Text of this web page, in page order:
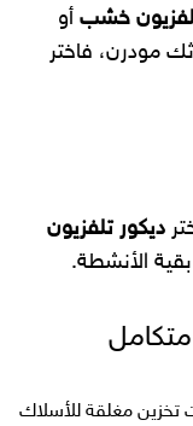
خشب أو
مودرن، فاختر
ديكور تلفزيون
الأنشطة.
مغلقة للأسلاك